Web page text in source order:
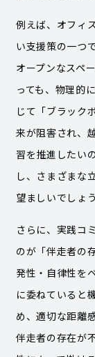
例えば、オフィ
い支援策の一つ
オープンなスペ
っても、物理的
じて「ブラック
来が阻害され、
習を推進したい
し、さまざまな
望ましいでしょう
さらに、実践コ
のが「伴走者の
発性・自律性を
に委ねていると
め、適切な距離
伴走者の存在が